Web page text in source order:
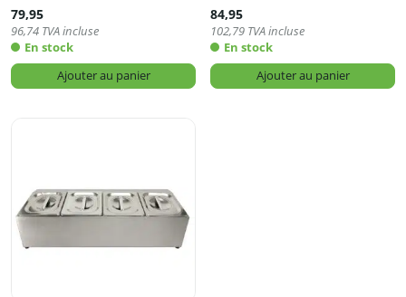
79,95
96,74 TVA incluse
En stock
Ajouter au panier
84,95
102,79 TVA incluse
En stock
Ajouter au panier